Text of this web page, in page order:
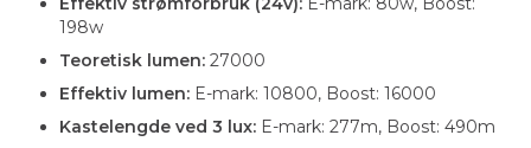
198w
Teoretisk lumen: 27000
Effektiv lumen: E-mark: 10800, Boost: 16000
Kastelengde ved 3 lux: E-mark: 277m, Boost: 490m